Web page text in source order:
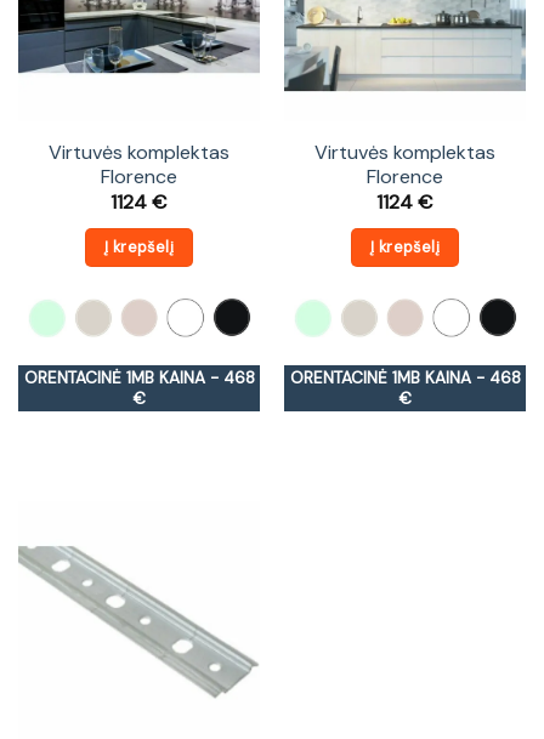
Virtuvės komplektas
Florence
1124€
Į krepšelį
ORENTACINĖ 1MB KAINA - 468
€
Virtuvės komplektas
Florence
1124€
Į krepšelį
ORENTACINĖ 1MB KAINA - 468
€